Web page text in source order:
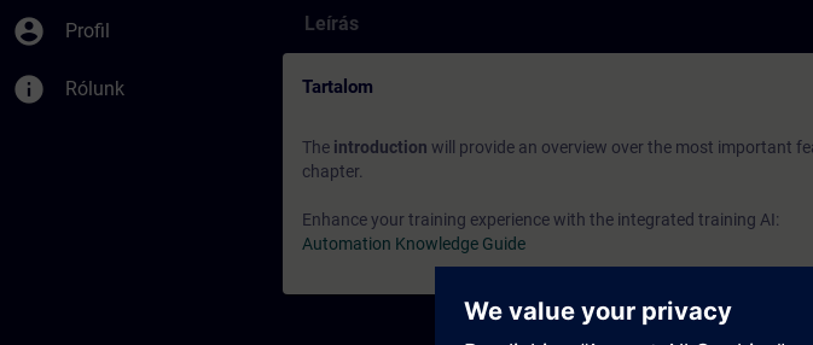
account_circle Profil
info Rólunk
Leírás
Tartalom
The introduction will provide an overview over the most important
chapter.
Enhance your training experience with the integrated training AI:
Automation Knowledge Guide